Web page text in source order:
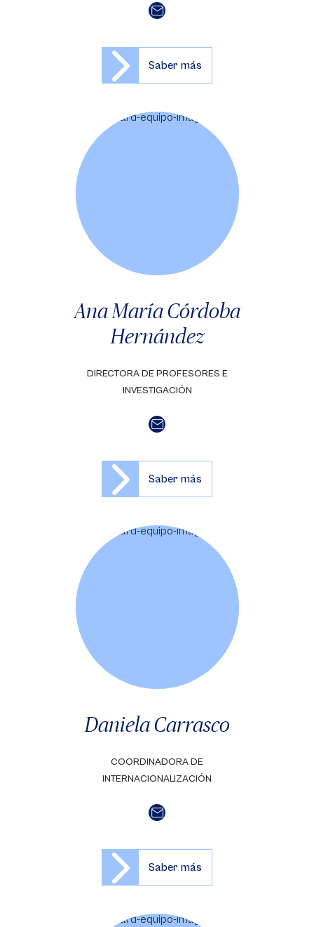
Saber más
Ana María Córdoba
Hernández
DIRECTORA DE PROFESORES E
INVESTIGACIÓN
Saber más
Daniela Carrasco
COORDINADORA DE
INTERNACIONALIZACIÓN
Saber más